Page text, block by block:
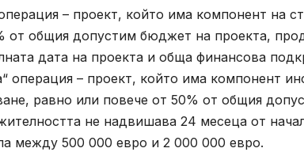
– проект, който има компонент на
от общия допустим бюджет на проекта,
дата на проекта и обща финансова
операция – проект, който има компонент
равно или повече от 50% от общия
не надвишава 24 месеца от
между 500 000 евро и 2 000 000 евро.